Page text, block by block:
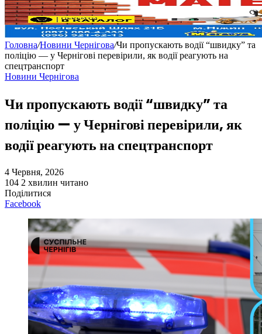
Головна/Новини Чернігова/Чи пропускають водії “швидку” та
поліцію — у Чернігові перевірили, як водії реагують на
спецтранспорт
Новини Чернігова
Чи пропускають водії “швидку” та
поліцію — у Чернігові перевірили, як
водії реагують на спецтранспорт
4 Червня, 2026
104 2 хвилин читано
Поділитися
Facebook